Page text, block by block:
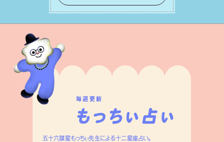
えが、あなたに確かな安⼼感をもたらす
はずです。
毎週更新
五十六謀星もっちぃ先生による十二星座占い。